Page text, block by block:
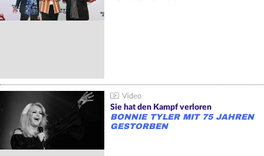
Sie hat den Kampf verloren
BONNIE TYLER MIT 75 JAHREN
GESTORBEN